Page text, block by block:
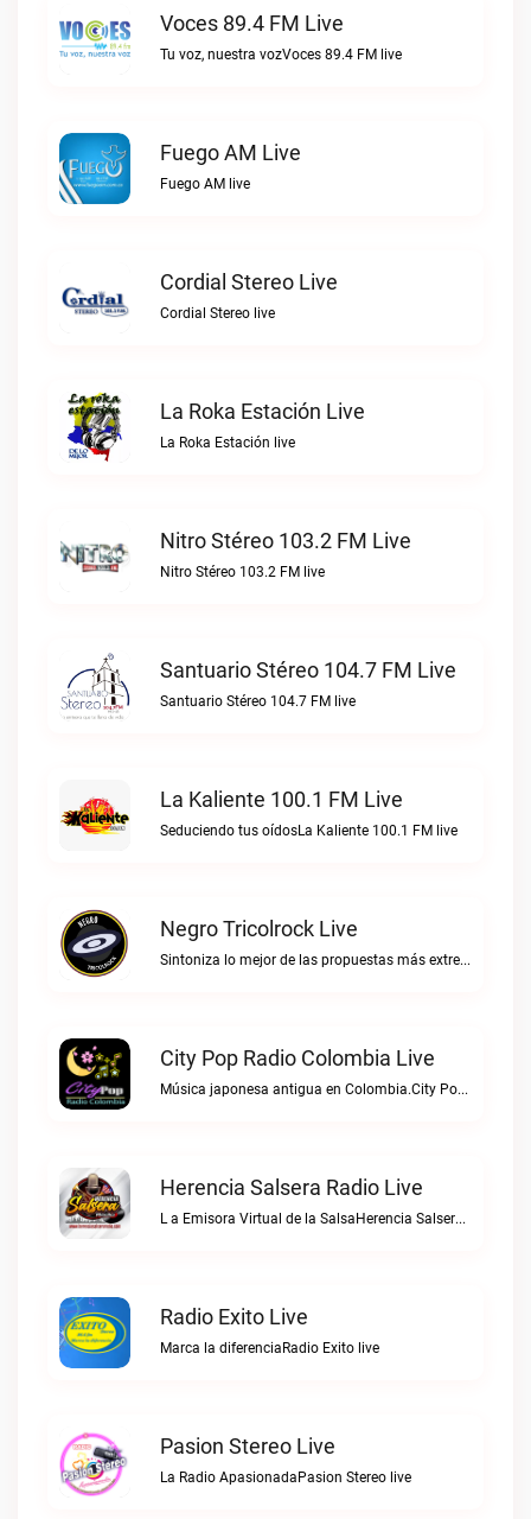
Voces 89.4 FM Live
Tu voz, nuestra vozVoces 89.4 FM live
Fuego AM Live
Fuego AM live
Cordial Stereo Live
Cordial Stereo live
La Roka Estación Live
La Roka Estación live
Nitro Stéreo 103.2 FM Live
Nitro Stéreo 103.2 FM live
Santuario Stéreo 104.7 FM Live
Santuario Stéreo 104.7 FM live
La Kaliente 100.1 FM Live
Seduciendo tus oídosLa Kaliente 100.1 FM live
Negro Tricolrock Live
Sintoniza lo mejor de las propuestas más extremas y virtuosas del metal colombianoNegro Tricolrock live
City Pop Radio Colombia Live
Música japonesa antigua en Colombia.City Pop Radio Colombia live
Herencia Salsera Radio Live
L a Emisora Virtual de la SalsaHerencia Salsera Radio live
Radio Exito Live
Marca la diferenciaRadio Exito live
Pasion Stereo Live
La Radio ApasionadaPasion Stereo live